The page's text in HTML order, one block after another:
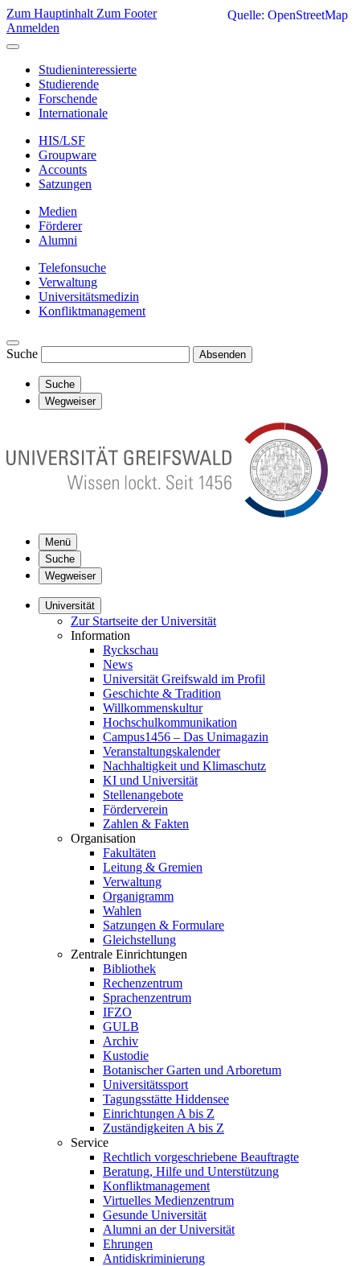
Zum Hauptinhalt Zum Footer
Anmelden
Studieninteressierte
Studierende
Forschende
Internationale
HIS/LSF
Groupware
Accounts
Satzungen
Medien
Förderer
Alumni
Telefonsuche
Verwaltung
Universitätsmedizin
Konfliktmanagement
Suche Absenden
Suche
Wegweiser
Menü
Suche
Wegweiser
Universität
Zur Startseite der Universität
Information
Ryckschau
News
Universität Greifswald im Profil
Geschichte & Tradition
Willkommenskultur
Hochschulkommunikation
Campus1456 – Das Unimagazin
Veranstaltungskalender
Nachhaltigkeit und Klimaschutz
KI und Universität
Stellenangebote
Förderverein
Zahlen & Fakten
Organisation
Fakultäten
Leitung & Gremien
Verwaltung
Organigramm
Wahlen
Satzungen & Formulare
Gleichstellung
Zentrale Einrichtungen
Bibliothek
Rechenzentrum
Sprachenzentrum
IFZO
GULB
Archiv
Kustodie
Botanischer Garten und Arboretum
Universitätssport
Tagungsstätte Hiddensee
Einrichtungen A bis Z
Zuständigkeiten A bis Z
Service
Rechtlich vorgeschriebene Beauftragte
Beratung, Hilfe und Unterstützung
Konfliktmanagement
Virtuelles Medienzentrum
Gesunde Universität
Alumni an der Universität
Ehrungen
Antidiskriminierung
Quelle: OpenStreetMap